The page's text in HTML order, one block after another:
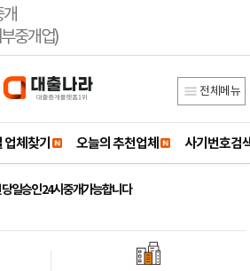
중개업)
전체메뉴
업체찾기 오늘의 추천업체 사기번호검
당일승인 24시 중개가능합니다